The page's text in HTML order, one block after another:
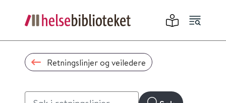
Retningslinjer og veiledere